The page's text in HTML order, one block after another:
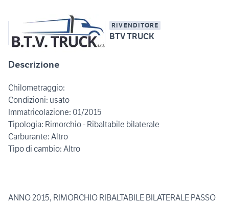
RIVENDITORE
BTV TRUCK
Descrizione
Chilometraggio:
Condizioni: usato
Immatricolazione: 01/2015
Tipologia: Rimorchio - Ribaltabile bilaterale
Carburante: Altro
Tipo di cambio: Altro
ANNO 2015, RIMORCHIO RIBALTABILE BILATERALE PASSO